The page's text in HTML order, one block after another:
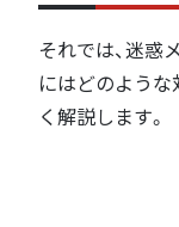
それでは、迷惑
にはどのよう
く解説します。